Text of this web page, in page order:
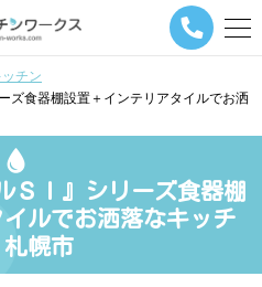
メ
ー
ビ
シ
タ
ッチン
ズ食器棚設置＋インテリアタイルでお洒
ＳＩ』シリーズ食器棚
ルでお洒落なキッチ
札幌市